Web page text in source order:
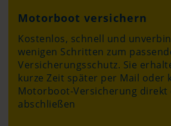
Motorboot versichern
Kostenlos, schnell und
wenigen Schritten zum
Versicherungsschutz. Sie
kurze Zeit später per Mail oder
Motorboot-Versicherung direkt
abschließen